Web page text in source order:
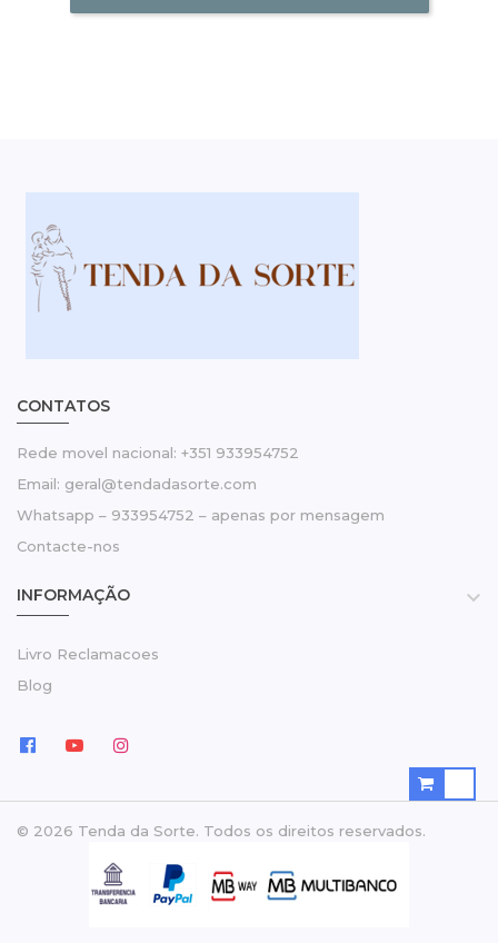
CONTATOS
Rede movel nacional: +351 933954752
Email: geral@tendadasorte.com
Whatsapp – 933954752 – apenas por mensagem
Contacte-nos
INFORMAÇÃO 
Livro Reclamacoes
Blog
© 2026 Tenda da Sorte. Todos os direitos reservados.